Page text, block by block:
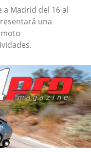
a Madrid del 16 al
una